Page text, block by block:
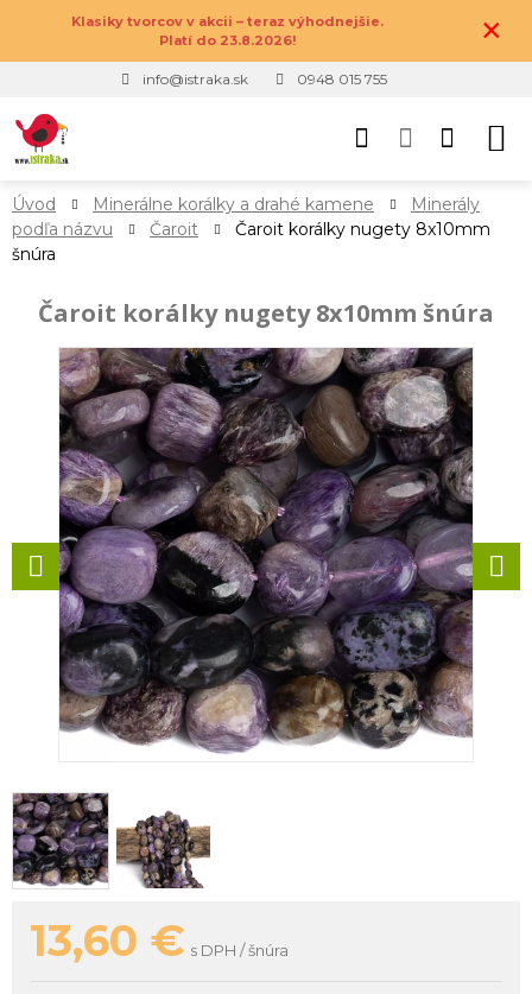
Klasiky tvorcov v akcii – teraz výhodnejšie.
Platí do 23.8.2026!
×
info@istraka.sk 0948 015 755
Úvod Minerálne korálky a drahé kamene
Minerály
podľa názvu
Čaroit
Čaroit korálky nugety 8x10mm
šnúra
Čaroit korálky nugety 8x10mm šnúra
13,60 € s DPH / šnúra